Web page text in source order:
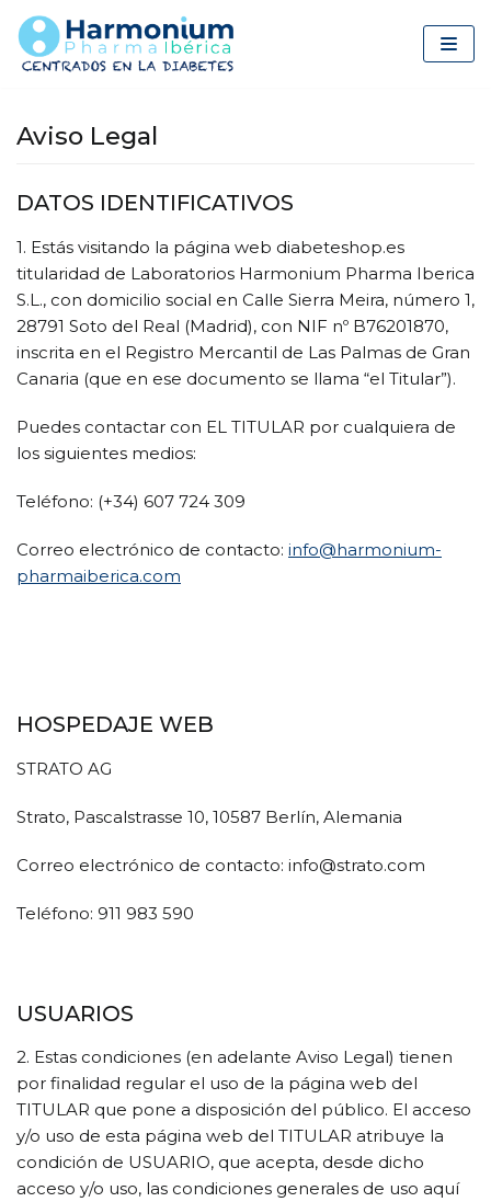
Saltar
Aviso Legal
DATOS IDENTIFICATIVOS
1. Estás visitando la página web diabeteshop.es
titularidad de Laboratorios Harmonium Pharma Iberica
S.L., con domicilio social en Calle Sierra Meira, número 1,
28791 Soto del Real (Madrid), con NIF nº B76201870,
inscrita en el Registro Mercantil de Las Palmas de Gran
Canaria (que en ese documento se llama “el Titular”).
Puedes contactar con EL TITULAR por cualquiera de
los siguientes medios:
Teléfono: (+34) 607 724 309
Correo electrónico de contacto: info@harmonium-
pharmaiberica.com
HOSPEDAJE WEB
STRATO AG
Strato, Pascalstrasse 10, 10587 Berlín, Alemania
Correo electrónico de contacto: info@strato.com
Teléfono: 911 983 590
USUARIOS
2. Estas condiciones (en adelante Aviso Legal) tienen
por finalidad regular el uso de la página web del
TITULAR que pone a disposición del público. El acceso
y/o uso de esta página web del TITULAR atribuye la
condición de USUARIO, que acepta, desde dicho
acceso y/o uso, las condiciones generales de uso aquí